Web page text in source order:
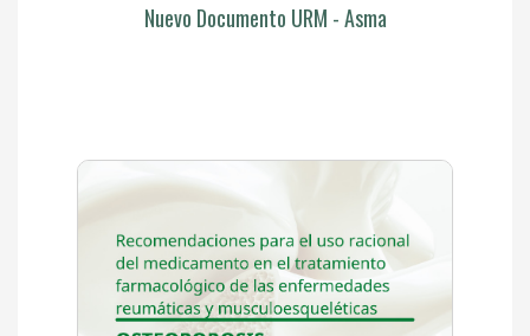
Nuevo Documento URM - Asma